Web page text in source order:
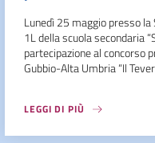
Lunedì 25 maggio presso la
1L della scuola secondaria
partecipazione al concorso
Gubbio-Alta Umbria “Il
LEGGI DI PIÙ